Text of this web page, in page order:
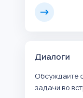
Диалоги
Обсуждайте
задачи во